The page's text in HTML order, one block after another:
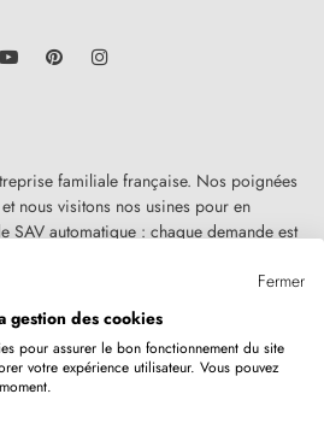
YouTube Pinterest
familiale française. Nos poignées
nous visitons nos usines pour en
SAV automatique : chaque demande est
POIGNEESTous droits réservés.
Fermer
gestion des cookies
pour assurer le bon fonctionnement du site
votre expérience utilisateur. Vous pouvez